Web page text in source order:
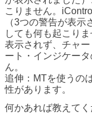
こりません。
（3つの警告が表
しても何も起こり
表示されず、チャ
ート・インジケー
ん。
追伸：MTを使うの
性があります。
何かあれば教えてく